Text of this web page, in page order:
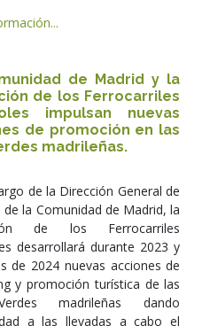
de Madrid y la
de los Ferrocarriles
impulsan nuevas
de promoción en las
madrileñas.
de la Dirección General de
de la Comunidad de Madrid, la
de los Ferrocarriles
desarrollará durante 2023 y
de 2024 nuevas acciones de
y promoción turística de las
madrileñas dando
a las llevadas a cabo el